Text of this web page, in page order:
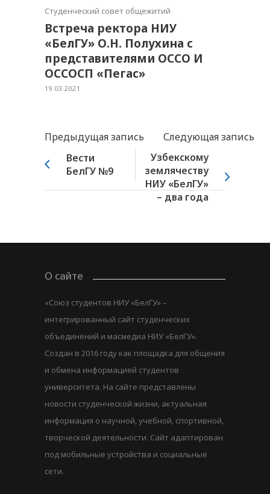
Студенческий совет общежитий
Встреча ректора НИУ
«БелГУ» О.Н. Полухина с
представителями ОССО И
ОССОСП «Пегас»
19.03.2021
Предыдущая запись
Следующая запись
Вести
БелГУ №9
Узбекскому
землячеству
НИУ «БелГУ»
– два года
О сайте
«Союз студентов НИУ «БелГУ» –
интегрированный сайт студенческих
объединений и масмедиа НИУ «БелГУ».
Создан в 2016 году как площадка для общения
и обмена информацией студентов
университета. На сайте представлены
новости студенческой жизни, актуальная
информация о научной, учебной, спортивной,
творческой деятельности. Сайт адаптирован
под мобильные устройства и социальные
сети.